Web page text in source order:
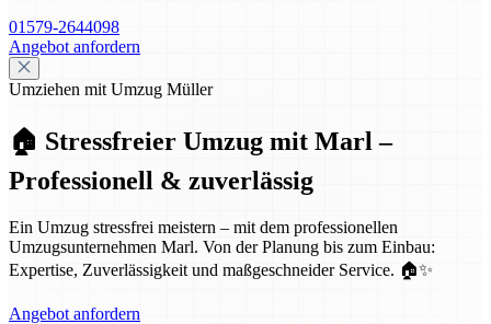
01579-2644098
Angebot anfordern
Umziehen mit Umzug Müller
🏠 Stressfreier Umzug mit Marl –
Professionell & zuverlässig
Ein Umzug stressfrei meistern – mit dem professionellen
Umzugsunternehmen Marl. Von der Planung bis zum Einbau:
Expertise, Zuverlässigkeit und maßgeschneider Service. 🏠✨
Angebot anfordern